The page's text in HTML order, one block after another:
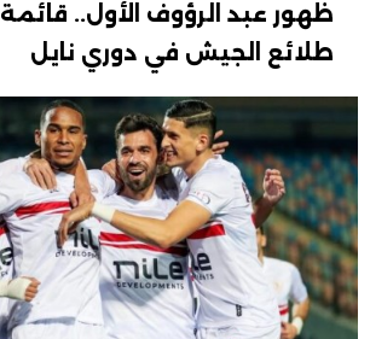
ظهور عبد الرؤوف الأول.. قائمة
طلائع الجيش في دوري نايل